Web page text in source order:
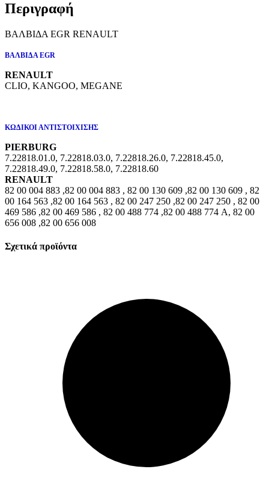
Περιγραφή
ΒΑΛΒΙΔΑ EGR RENAULT
ΒΑΛΒΙΔΑ EGR
RENAULT
CLIO, KANGOO, MEGANE
ΚΩΔΙΚΟΙ ΑΝΤΙΣΤΟΙΧΙΣΗΣ
PIERBURG
7.22818.01.0, 7.22818.03.0, 7.22818.26.0, 7.22818.45.0,
7.22818.49.0, 7.22818.58.0, 7.22818.60
RENAULT
82 00 004 883 ,82 00 004 883 , 82 00 130 609 ,82 00 130 609 , 82
00 164 563 ,82 00 164 563 , 82 00 247 250 ,82 00 247 250 , 82 00
469 586 ,82 00 469 586 , 82 00 488 774 ,82 00 488 774 A, 82 00
656 008 ,82 00 656 008
Σχετικά προϊόντα